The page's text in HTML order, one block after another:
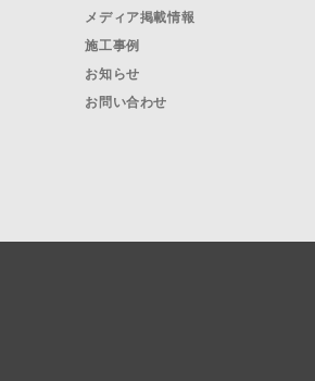
メディア掲載情報
施工事例
お知らせ
お問い合わせ